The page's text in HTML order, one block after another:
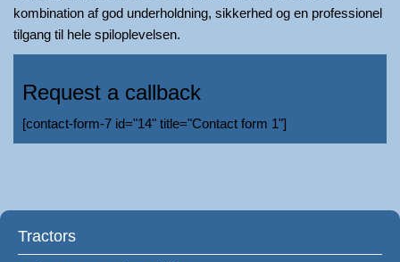
kombination af god underholdning, sikkerhed og en professionel
tilgang til hele spiloplevelsen.
Request a callback
[contact-form-7 id="14" title="Contact form 1"]
Tractors